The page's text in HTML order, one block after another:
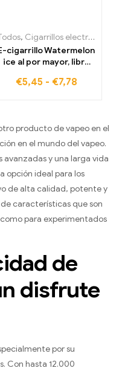
,Cigarrillos
, Cigarrillos electrónicos desechables
cigarrillo Watermelon
ice al por mayor, libre
Digital 12000
€5,45 - €7,78
producto de vapeo en el
en el mundo del vapeo.
y una larga vida
opción ideal para los
de alta calidad, potente y
características que son
para experimentados
de
disfrute
por su
Con hasta 12.000